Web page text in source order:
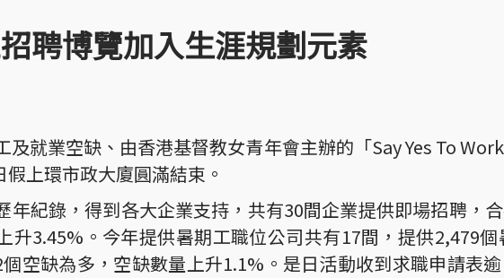
聘博覽加入生涯規劃元素
及就業空缺、由香港基督教女青年會主辦的「Say Yes To
上環市政大廈圓滿結束。
年紀錄，得到各大企業支持，共有30間企業提供即場招聘，
升3.45%。今年提供暑期工職位公司共有17間，提供2,479
空缺為多，空缺數量上升1.1%。是日活動收到求職申請表